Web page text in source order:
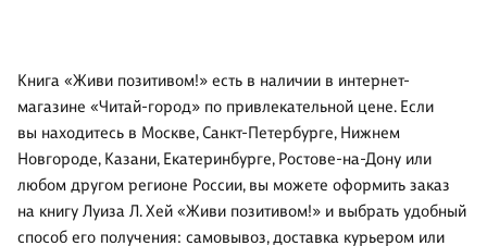
Книга «Живи позитивом!» есть в наличии в интернет-
магазине «Читай-город» по привлекательной цене. Если
вы находитесь в Москве, Санкт-Петербурге, Нижнем
Новгороде, Казани, Екатеринбурге, Ростове-на-Дону или
любом другом регионе России, вы можете оформить заказ
на книгу Луиза Л. Хей «Живи позитивом!» и выбрать удобный
способ его получения: самовывоз, доставка курьером или